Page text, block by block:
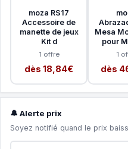
moza RS17
Accessoire de
manette de jeux
Kit d
1 offre
dès 18,84€
Mesa
pour
1
dès
🔔 Alerte prix
Soyez notifié quand le prix